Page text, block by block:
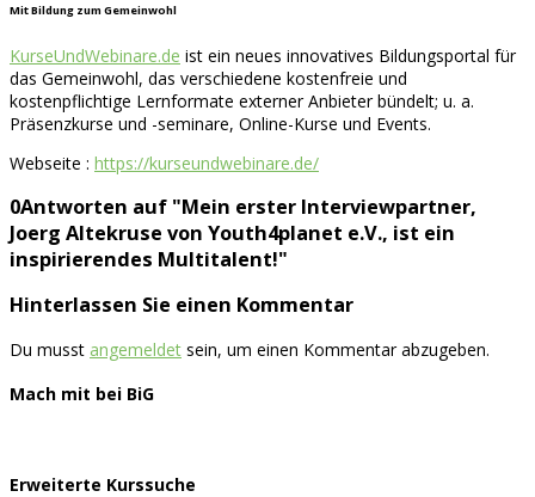
Mit Bildung zum Gemeinwohl
KurseUndWebinare.de ist ein neues innovatives Bildungsportal für
das Gemeinwohl, das verschiedene kostenfreie und
kostenpflichtige Lernformate externer Anbieter bündelt; u. a.
Präsenzkurse und -seminare, Online-Kurse und Events.
Webseite : https://kurseundwebinare.de/
0Antworten auf "Mein erster Interviewpartner,
Joerg Altekruse von Youth4planet e.V., ist ein
inspirierendes Multitalent!"
Hinterlassen Sie einen Kommentar
Du musst angemeldet sein, um einen Kommentar abzugeben.
Mach mit bei BiG
Erweiterte Kurssuche